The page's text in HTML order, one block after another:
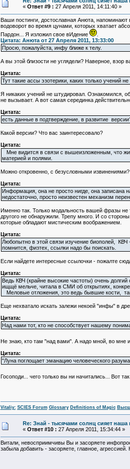
« Ответ #9 : 27 Апреля 2011, 14:11:40 »
Ваши постинги, достославная Анюта, напоминают
водоворот во время цунами, которых хватает
Пардон... Я изложил свое вИдение
.
Цитата: Анюта от 27 Апреля 2011, 13:33:00
Просю, пожалуйста, инфу ближе к телу.
А вы этой близости не углядели? Наверное,
Цитата:
Тут такие ассы эзотерики, каких только учений
Я никаких учений не штудировал. Ознакомился,
не вызывает. А вот самая серединка
Цитата:
есть данные в подтверждение, в развитие
Какой версии? Что вас заинтересовало?
Цитата:
Мне видится в связи с вышеизложенным, что
материей и полями.
Можно откровенно, с безусловными
Цитата:
Информация, она не просто нигде, она
недостаточно, просто неизвестен механизм
Именно так. Только модальность вашей фразы
другого не обнаружили. Трепу много. И со
которые обладают мистическим воображением.
Цитата:
Любопытно в этой связи изучение биополей,
помнится, физтех, ссылки надо бы поискать.
Если найдете интересные ссылочки - пожалте
Цитата:
Ведь КВЧ (крайне высокие частоты) очень
ищщё мельче, читала в СМИ об открытиях,
Меловые отложения, это ведь бывшие кости,
Еще нехватало искать залежи некоей "инфы" в
Цитата:
Над нами тот, кто не способствует нашему
Не знаю, кто там "над вами". А надо мной, во мне
Цитата:
"Луна поглощает эманацию человеческого
Госоподи... чего только вы ни начитались... Вот
Vitaliy: SCIES Forum Glossary Definitions of Magic
Re: Знай - тысячами солнц сияет наша
« Ответ #10 : 27 Апреля 2011, 15:34:44 »
Витали, невосприимчивы Вы и засоряете
забыла добавить - засоряете, главное,